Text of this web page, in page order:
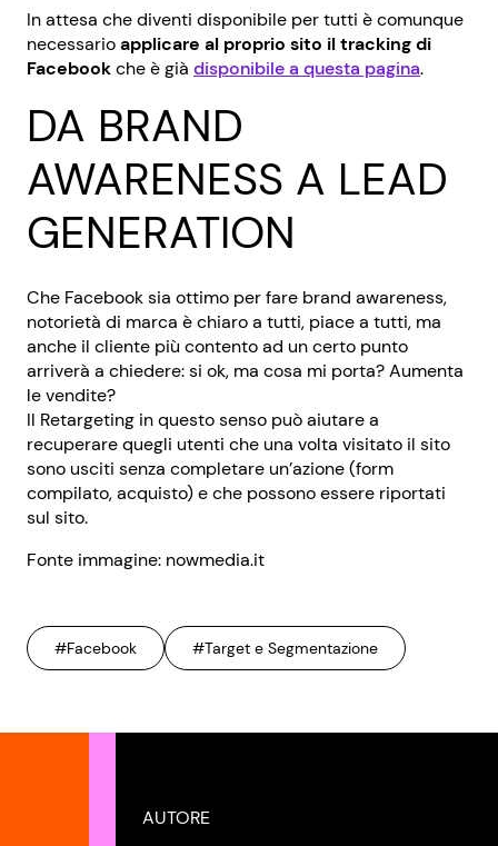
In attesa che diventi disponibile per tutti è comunque
necessarioapplicare al proprio sito il tracking di
Facebookche è già disponibile a questa pagina.
DA BRAND
AWARENESS A LEAD
GENERATION
Che Facebook sia ottimo per fare brand awareness,
notorietà di marca è chiaro a tutti, piace a tutti, ma
anche il cliente più contento ad un certo punto
arriverà a chiedere: si ok, ma cosa mi porta? Aumenta
le vendite?
Il Retargeting in questo senso può aiutare a
recuperare quegli utenti che una volta visitato il sito
sono usciti senza completare un’azione (form
compilato, acquisto) e che possono essere riportati
sul sito.
Fonte immagine: nowmedia.it
#Facebook #Target e Segmentazione
AUTORE